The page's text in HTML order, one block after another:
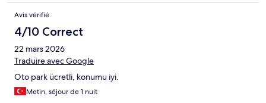
Avis vérifié
4/10 Correct
22 mars 2026
Traduire avec Google
Oto park ücretli, konumu iyi.
Metin, séjour de 1 nuit